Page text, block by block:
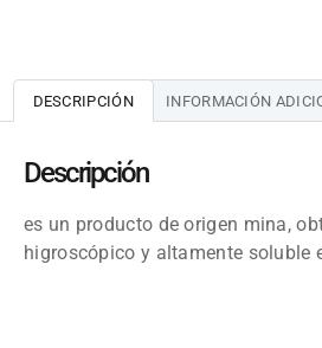
DESCRIPCIÓN INFORMACIÓN
Descripción
es un producto de origen mina,
higroscópico y altamente soluble